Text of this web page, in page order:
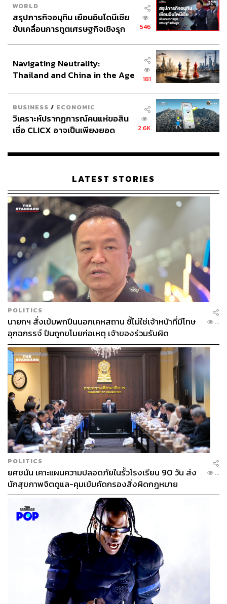
WORLD
สรุปภารกิจอนุทิน เยือนอินโดนีเซีย
ขับเคลื่อนการทูตเศรษฐกิจเชิงรุก
546
Navigating Neutrality:
Thailand and China in the Age
181
BUSINESS / ECONOMIC
วิเคราะห์ปรากฏการณ์คนแห่ขอสิน
เชื่อ CLICX อาจเป็นเพียงยอด
เรือนไทยที่ถูกซุกไว้
2.6K
LATEST STORIES
POLITICS
นายกฯ สั่งเข้มพกปืนนอกเคหสถาน ชี้ไม่ใช่เจ้าหน้าที่มีโทษ
อุกฉกรรจ์ ปืนถูกขโมยก่อเหตุ เจ้าของร่วมรับผิด
...
POLITICS
ยศชนัน เคาะแผนความปลอดภัยในรั้วโรงเรียน 90 วัน ส่ง
นักสุขภาพจิตดูแล-คุมเข้มคัดกรองสิ่งผิดกฎหมาย
...